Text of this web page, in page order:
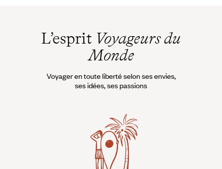
L’esprit Voyageurs du
Monde
Voyager en toute liberté selon ses envies,
ses idées, ses passions